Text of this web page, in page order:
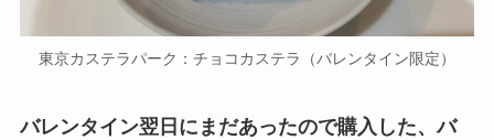
東京カステラパーク：チョコカステラ（バレンタイン限定）
バレンタイン翌日にまだあったので購入した、バ